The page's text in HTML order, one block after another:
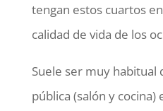
tengan estos cuartos
calidad de vida de los
Suele ser muy habitual
pública (salón y cocina)